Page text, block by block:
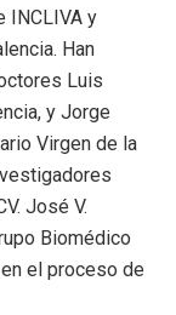
INCLIVA y
Han
Luis
y Jorge
Virgen de la
José V.
Biomédico
el proceso de